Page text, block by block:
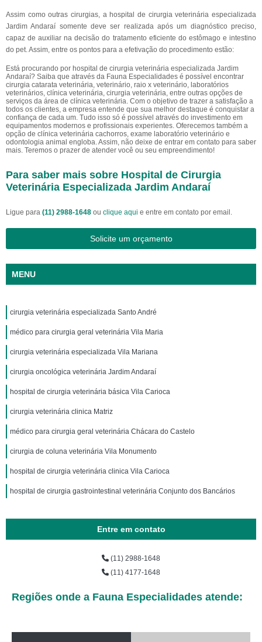
Assim como outras cirurgias, a hospital de cirurgia veterinária especializada
Jardim Andaraí somente deve ser realizada após um diagnóstico preciso,
capaz de auxiliar na decisão do tratamento eficiente do estômago e intestino
do pet. Assim, entre os pontos para a efetivação do procedimento estão:
Está procurando por hospital de cirurgia veterinária especializada Jardim
Andaraí? Saiba que através da Fauna Especialidades é possível encontrar
cirurgia catarata veterinária, veterinário, raio x veterinário, laboratórios
veterinários, clínica veterinária, cirurgia veterinária, entre outras opções de
serviços da área de clínica veterinária. Com o objetivo de trazer a satisfação a
todos os clientes, a empresa entende que sua melhor destaque é conquistar a
confiança de cada um. Tudo isso só é possível através do investimento em
equipamentos modernos e profissionais experientes. Oferecemos também a
opção de clínica veterinária cachorros, exame laboratório veterinário e
odontologia animal engloba. Assim, não deixe de entrar em contato para saber
mais. Teremos o prazer de atender você ou seu empreendimento!
Para saber mais sobre Hospital de Cirurgia
Veterinária Especializada Jardim Andaraí
Ligue para (11) 2988-1648 ou clique aqui e entre em contato por email.
Solicite um orçamento
MENU
cirurgia veterinária especializada Santo André
médico para cirurgia geral veterinária Vila Maria
cirurgia veterinária especializada Vila Mariana
cirurgia oncológica veterinária Jardim Andaraí
hospital de cirurgia veterinária básica Vila Carioca
cirurgia veterinária clinica Matriz
médico para cirurgia geral veterinária Chácara do Castelo
cirurgia de coluna veterinária Vila Monumento
hospital de cirurgia veterinária clinica Vila Carioca
hospital de cirurgia gastrointestinal veterinária Conjunto dos Bancários
Entre em contato
(11) 2988-1648
(11) 4177-1648
Regiões onde a Fauna Especialidades atende: